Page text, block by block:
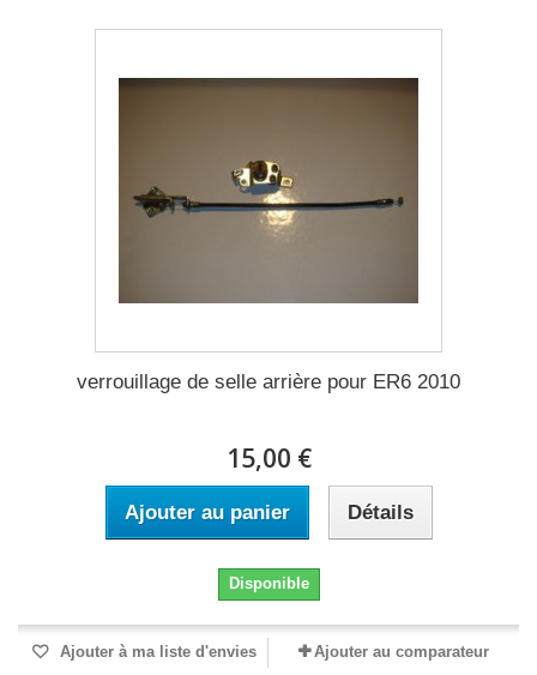
verrouillage de selle arrière pour ER6 2010
15,00 €
Ajouter au panier Détails
Disponible
Ajouter à ma liste d'envies Ajouter au comparateur